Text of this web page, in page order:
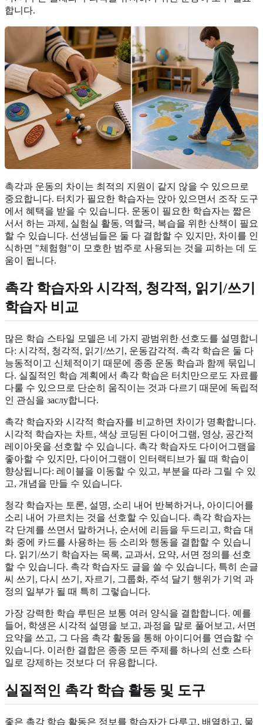
합니다.
촉각과 운동의 차이는 최적의 지원이 같지 않을 수 있으므로
중요합니다. 터치가 필요한 학습자는 앉아 있으면서 조작 도구
에서 혜택을 받을 수 있습니다. 운동이 필요한 학습자는 짧은
서서 하는 과제, 실험실 활동, 역할극, 복습을 위한 산책이 필요
할 수 있습니다. 선생님들은 둘 다 결합할 수 있지만, 차이를 인
식하면 "체험형"이 모호한 범주로 사용되는 것을 피하는 데 도
움이 됩니다.
촉각 학습자와 시각적, 청각적, 읽기/쓰기
학습자 비교
많은 학습 스타일 모델은 네 가지 광범위한 선호도를 설명합니
다: 시각적, 청각적, 읽기/쓰기, 운동감각적. 촉각 학습은 둘 다
능동적이고 신체적이기 때문에 종종 운동 학습과 함께 묶입니
다. 실질적인 학습 계획에서 촉각 학습은 터치만으로도 자료를
다룰 수 있으므로 단순히 움직이는 것과 다르기 때문에 독립적
인 관심을 заслу합니다.
촉각 학습자와 시각적 학습자를 비교하면 차이가 명확합니다.
시각적 학습자는 차트, 색상 코딩된 다이어그램, 영상, 공간적
레이아웃을 선호할 수 있습니다. 촉각 학습자도 다이어그램을
좋아할 수 있지만, 다이어그램이 인터랙티브가 될 때 학습이
향상됩니다: 레이블을 이동할 수 있고, 부분을 따라 그릴 수 있
고, 개념을 만들 수 있습니다.
청각 학습자는 토론, 설명, 소리 내어 반복하거나, 아이디어를
소리 내어 가르치는 것을 선호할 수 있습니다. 촉각 학습자는
각 단계를 쓰면서 말하거나, 순서에 리듬을 두드리고, 학습 대
화 중에 카드를 사용하는 등 소리와 행동을 결합할 수 있습니
다. 읽기/쓰기 학습자는 목록, 교과서, 요약, 서면 정의를 선호
할 수 있습니다. 촉각 학습자도 글을 쓸 수 있습니다, 특히 손글
씨 쓰기, 다시 쓰기, 자르기, 그룹화, 주석 달기 행위가 기억 과
정의 일부가 될 때 특히 그렇습니다.
가장 강력한 학습 루틴은 보통 여러 양식을 결합합니다. 예를
들어, 학생은 시각적 설명을 보고, 과정을 말로 풀어보고, 서면
요약을 쓰고, 그 다음 촉각 활동을 통해 아이디어를 연습할 수
있습니다. 이러한 결합은 종종 모든 주제를 하나의 선호 스타
일로 강제하는 것보다 더 유용합니다.
실질적인 촉각 학습 활동 및 도구
좋은 촉각 학습 활동은 정보를 학습자가 다루고, 배열하고, 물